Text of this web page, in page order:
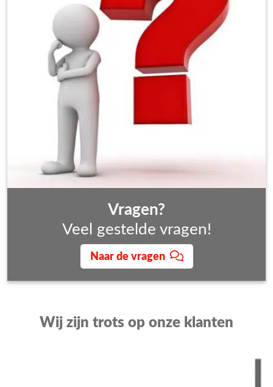
Vragen?
Veel gestelde vragen!
Naar de vragen
Wij zijn trots op onze klanten